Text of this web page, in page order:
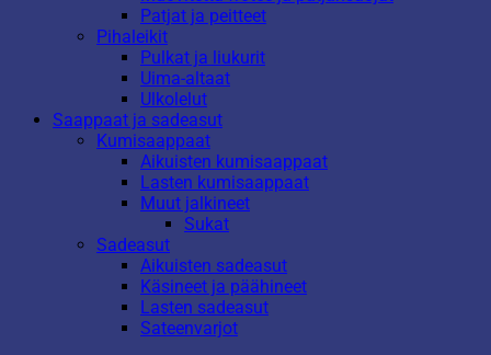
Patjat ja peitteet
Pihaleikit
Pulkat ja liukurit
Uima-altaat
Ulkolelut
Saappaat ja sadeasut
Kumisaappaat
Aikuisten kumisaappaat
Lasten kumisaappaat
Muut jalkineet
Sukat
Sadeasut
Aikuisten sadeasut
Käsineet ja päähineet
Lasten sadeasut
Sateenvarjot